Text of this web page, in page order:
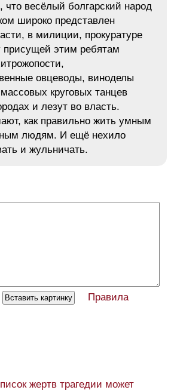
что весёлый болгарский народ
широко представлен
в милиции, прокуратуре
присущей этим ребятам
овцеводы, виноделы
круговых танцев
и лезут во власть.
как правильно жить умным
людям. И ещё нехило
и жульничать.
Правила
жертв трагедии может